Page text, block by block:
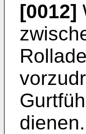
[0012]
dienen.